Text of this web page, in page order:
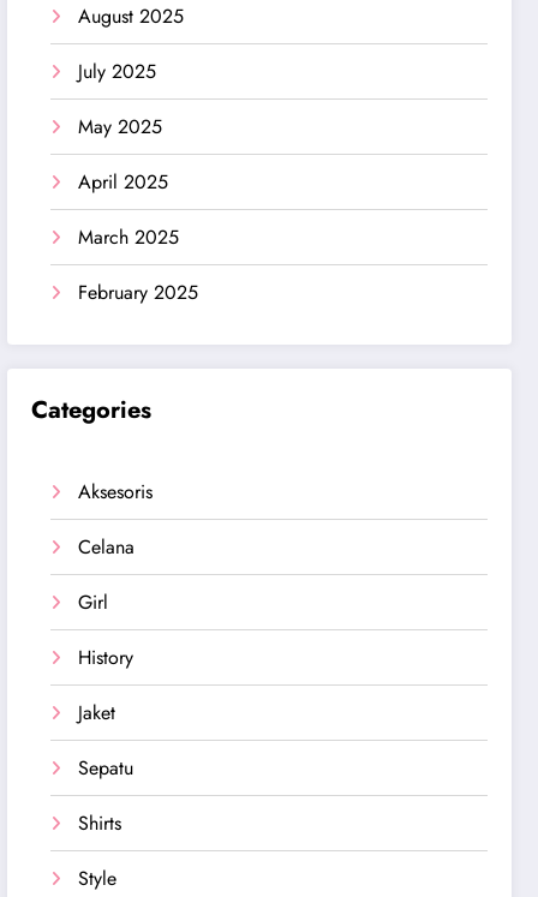
August 2025
July 2025
May 2025
April 2025
March 2025
February 2025
Categories
Aksesoris
Celana
Girl
History
Jaket
Sepatu
Shirts
Style